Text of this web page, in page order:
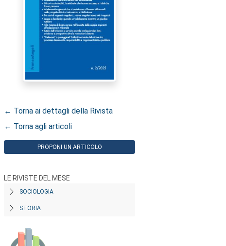
← Torna ai dettagli della Rivista
← Torna agli articoli
PROPONI UN ARTICOLO
LE RIVISTE DEL MESE
SOCIOLOGIA
STORIA